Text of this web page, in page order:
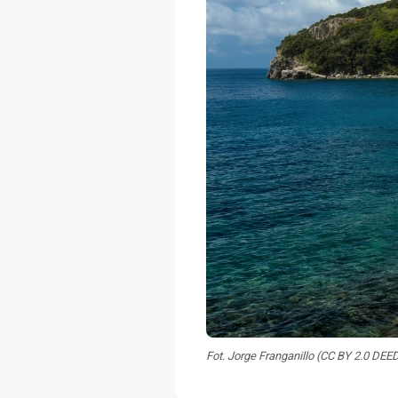
Fot. Jorge Franganillo (CC BY 2.0